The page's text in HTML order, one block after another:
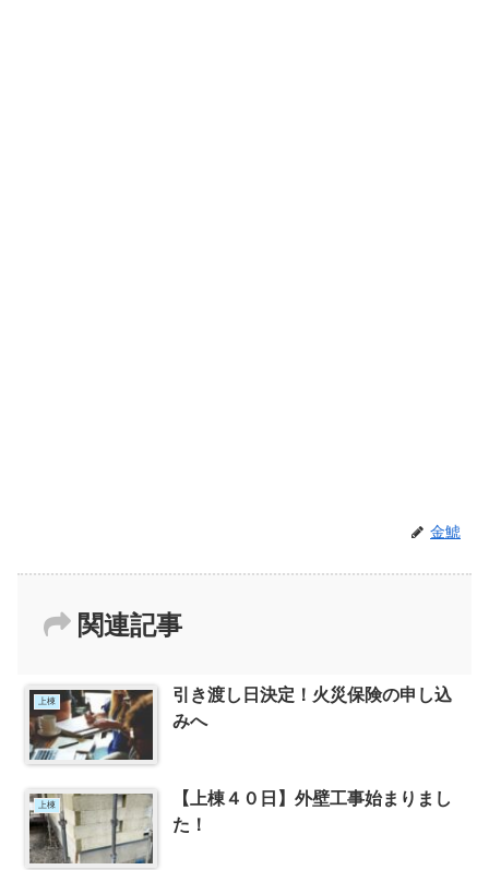
金鯱
関連記事
上棟
引き渡し日決定！火災保険の申し込
みへ
上棟
【上棟４０日】外壁工事始まりまし
た！